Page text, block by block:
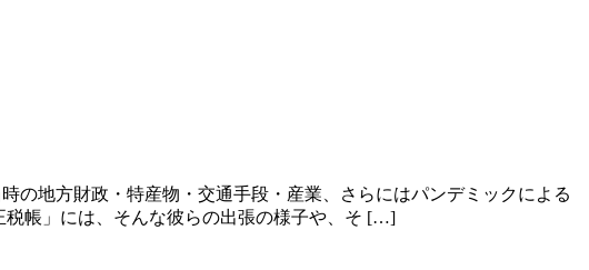
の地方財政・特産物・交通手段・産業、さらにはパンデミックによる
税帳」には、そんな彼らの出張の様子や、そ […]